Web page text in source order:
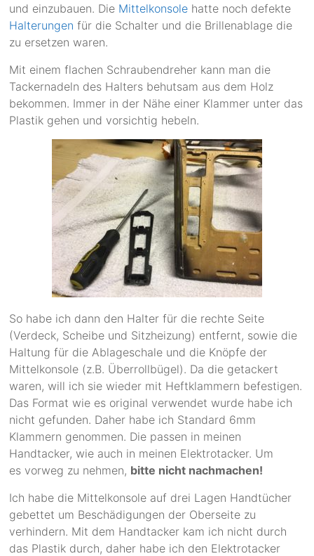
und einzubauen. Die Mittelkonsole hatte noch defekte
Halterungen für die Schalter und die Brillenablage die
zu ersetzen waren.
Mit einem flachen Schraubendreher kann man die
Tackernadeln des Halters behutsam aus dem Holz
bekommen. Immer in der Nähe einer Klammer unter das
Plastik gehen und vorsichtig hebeln.
So habe ich dann den Halter für die rechte Seite
(Verdeck, Scheibe und Sitzheizung) entfernt, sowie die
Haltung für die Ablageschale und die Knöpfe der
Mittelkonsole (z.B. Überrollbügel). Da die getackert
waren, will ich sie wieder mit Heftklammern befestigen.
Das Format wie es original verwendet wurde habe ich
nicht gefunden. Daher habe ich Standard 6mm
Klammern genommen. Die passen in meinen
Handtacker, wie auch in meinen Elektrotacker. Um
es vorweg zu nehmen, bitte nicht nachmachen!
Ich habe die Mittelkonsole auf drei Lagen Handtücher
gebettet um Beschädigungen der Oberseite zu
verhindern. Mit dem Handtacker kam ich nicht durch
das Plastik durch, daher habe ich den Elektrotacker